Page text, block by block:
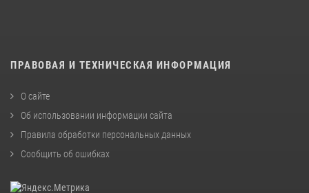
ПРАВОВАЯ И ТЕХНИЧЕСКАЯ ИНФОРМАЦИЯ
О сайте
Об использовании информации сайта
Правила обработки персональных данных
Сообщить об ошибках